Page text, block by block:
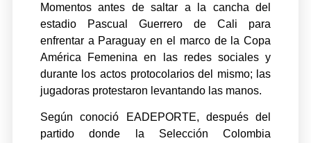
Momentos antes de saltar a la cancha del
estadio Pascual Guerrero de Cali para
enfrentar a Paraguay en el marco de la Copa
América Femenina en las redes sociales y
durante los actos protocolarios del mismo; las
jugadoras protestaron levantando las manos.
Según conoció EADEPORTE, después del
partido donde la Selección Colombia